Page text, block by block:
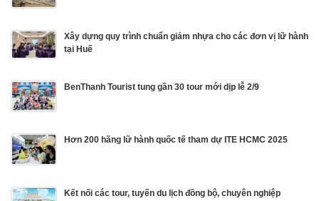
Xây dựng quy trình chuẩn giảm nhựa cho các đơn vị lữ hành
tại Huế
BenThanh Tourist tung gần 30 tour mới dịp lễ 2/9
Hơn 200 hãng lữ hành quốc tế tham dự ITE HCMC 2025
Kết nối các tour, tuyến du lịch đồng bộ, chuyên nghiệp